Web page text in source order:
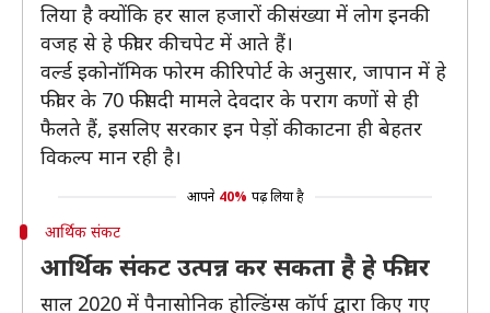
लिया है क्योंकि हर साल हजारों की संख्या में लोग इनकी
वजह से हे फीवर की चपेट में आते हैं।
वर्ल्‍ड इकोनॉमिक फोरम की रिपोर्ट के अनुसार, जापान में हे
फीवर के 70 फीसदी मामले देवदार के पराग कणों से ही
फैलते हैं, इसलिए सरकार इन पेड़ों की काटना ही बेहतर
विकल्प मान रही है।
आपने 40% पढ़ लिया है
आर्थिक संकट
आर्थिक संकट उत्पन्न कर सकता है हे फीवर
साल 2020 में पैनासोनिक होल्डिंग्स कॉर्प द्वारा किए गए